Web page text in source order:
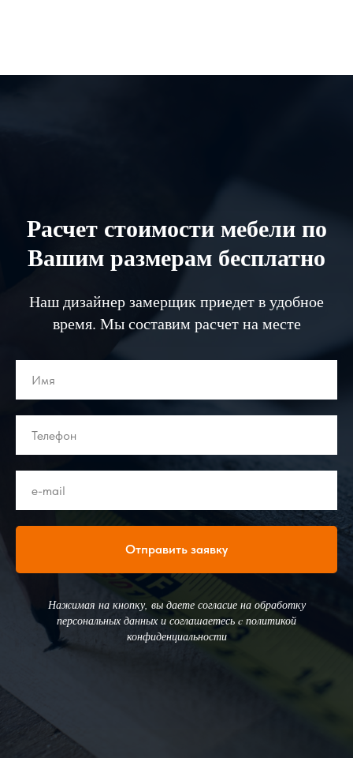
Расчет стоимости мебели по
Вашим размерам бесплатно
Наш дизайнер замерщик приедет в удобное
время. Мы составим расчет на месте
Отправить заявку
Нажимая на кнопку, вы даете согласие на обработку
персональных данных и соглашаетесь c политикой
конфиденциальности